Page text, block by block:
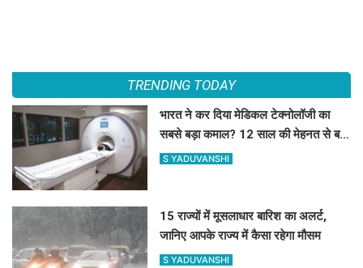
TRENDING TODAY
भारत ने कर दिया मेडिकल टेक्नोलॉजी का
सबसे बड़ा कमाल? 12 साल की मेहनत से बनी
पहली स्वदेशी MRI मशीन
S YADUVANSHI
15 राज्यों में मूसलाधार बारिश का अलर्ट,
जानिए आपके राज्य में कैसा रहेगा मौसम
S YADUVANSHI